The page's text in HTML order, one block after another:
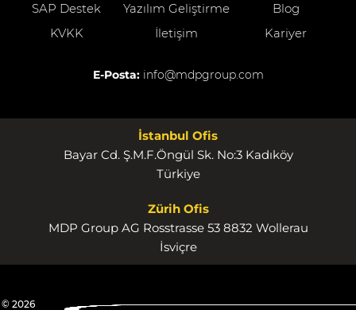
SAP Destek
Yazılım Geliştirme
Blog
KVKK
İletişim Kariyer
E-Posta: info@mdpgroup.com
İstanbul Ofis
Bayar Cd. Ş.M.F.Öngül Sk. No:3 Kadıköy
Türkiye
Zürih Ofis
MDP Group AG Rosstrasse 53 8832 Wollerau
İsviçre
© 2026